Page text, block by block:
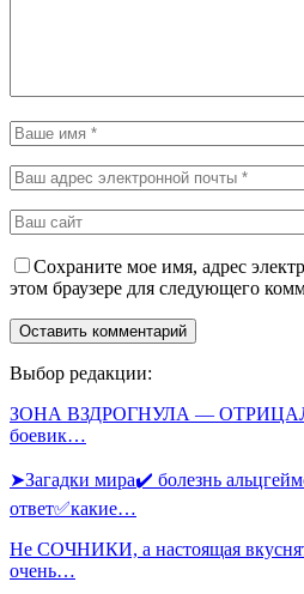
Сохраните мое имя, адрес
этом браузере для следующего
Выбор редакции:
ЗОНА ВЗДРОГНУЛА —
боевик…
➤Загадки мира✔️ болезнь
ответ✅какие…
Не СОЧНИКИ, а настоящая
очень…